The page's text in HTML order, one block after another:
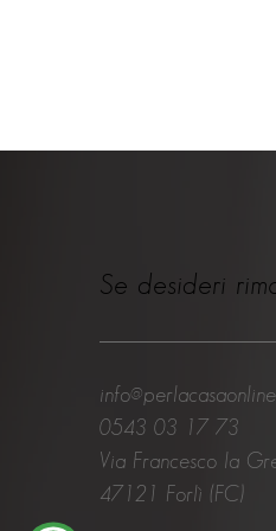
Se desideri
0543 03 17 73
Via Francesco la
47121 Forlì (FC)